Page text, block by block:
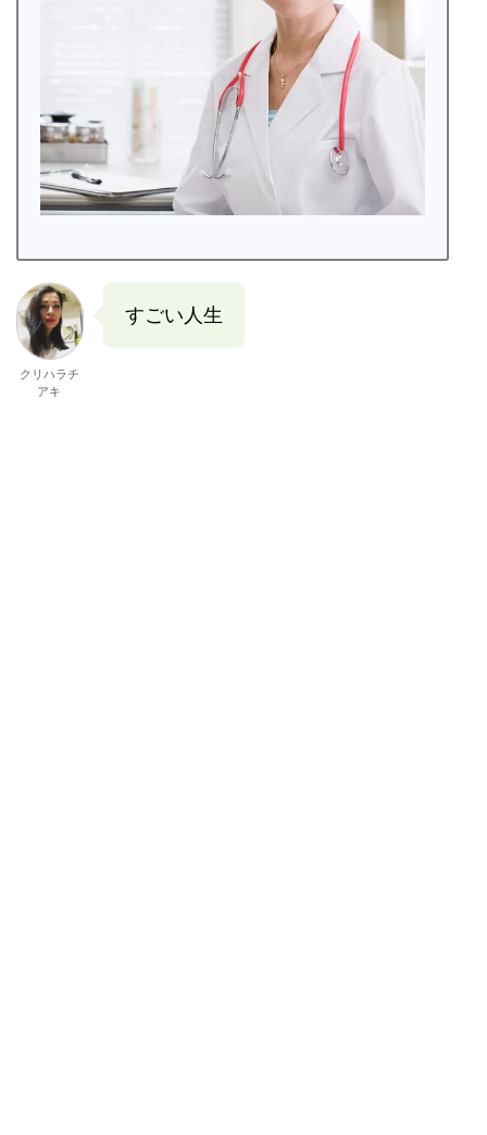
クリハラチ
アキ
すごい人生